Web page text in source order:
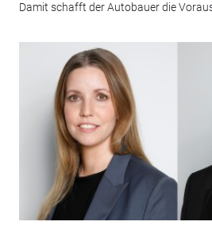
Damit schafft der Autobauer die